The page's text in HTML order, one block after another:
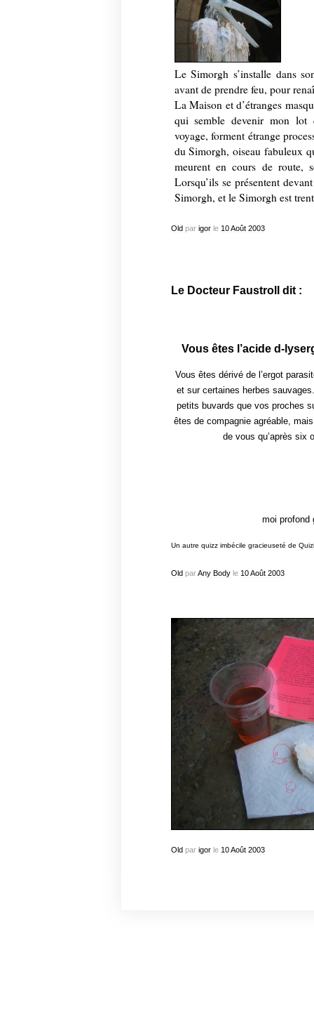
Le Simorgh s’installe dans
avant de prendre feu, pour
La Maison et d’étranges
qui semble devenir mon lot
voyage, forment étrange
du Simorgh, oiseau fabuleux
meurent en cours de route,
Lorsqu’ils se présentent
Simorgh, et le Simorgh est
Old par igorle 10 Août 2003
Le Docteur Faustroll dit :
Vous êtes l’acide d-
Vous êtes dérivé de l’ergot
et sur certaines herbes
petits buvards que vos proches
êtes de compagnie agréable,
de vous qu’après six
moi profond
Un autre quizz imbécile gracieuseté de
OldparAny Bodyle 10 Août 2003
Oldpar igorle 10 Août 2003